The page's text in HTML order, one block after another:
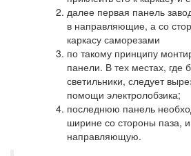
далее первая панель
в направляющие, а со
каркасу саморезами
по такому принципу
панели. В тех местах, где
светильники, следует
помощи электролобзика;
последнюю панель
ширине со стороны паза,
направляющую.